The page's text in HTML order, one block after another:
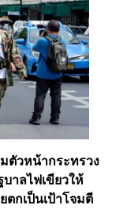
ตัวหน้ากระทรวง
าลไฟเขียวให้
กเป็นเป้าโจมตี